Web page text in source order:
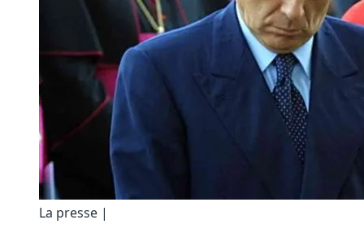
La presse |